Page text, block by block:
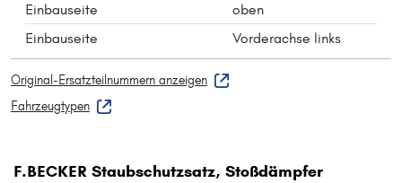
Einbauseite
oben
Einbauseite
Vorderachse links
Original-Ersatzteilnummern anzeigen
Fahrzeugtypen
F.BECKER Staubschutzsatz, Stoßdämpfer